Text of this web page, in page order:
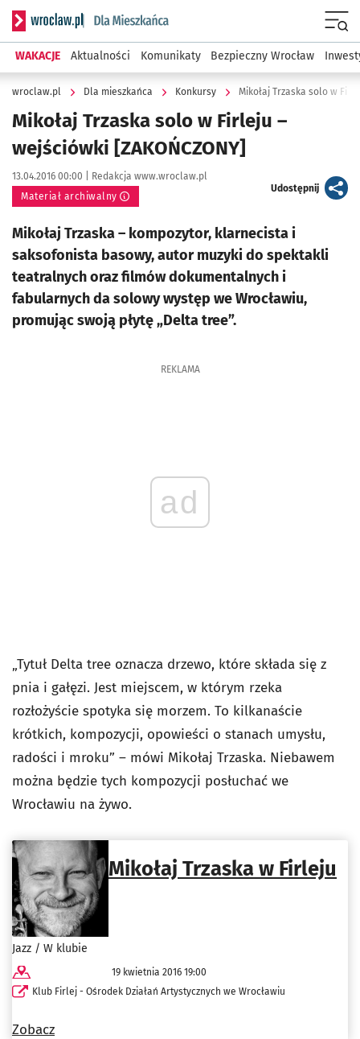
Serwis informacyjny wroclaw.pl podserwis: Dla mieszkańca
WAKACJE Aktualności Komunikaty Bezpieczny Wrocław
wroclaw.pl Dla mieszkańca Konkursy Mikołaj Trzaska solo w
Mikołaj Trzaska solo w Firleju –
wejściówki [ZAKOŃCZONY]
Data publikacji:
13.04.2016 00:00 | Autor:
Redakcja www.wroclaw.pl
Materiał archiwalny
Udostępnijartykuł
Mikołaj Trzaska – kompozytor, klarnecista i
saksofonista basowy, autor muzyki do spektakli
teatralnych oraz filmów dokumentalnych i
fabularnych da solowy występ we Wrocławiu,
promując swoją płytę „Delta tree”.
REKLAMA
ad
„Tytuł Delta tree oznacza drzewo, które składa się z
pnia i gałęzi. Jest miejscem, w którym rzeka
rozłożyście spotyka się morzem. To kilkanaście
krótkich, kompozycji, opowieści o stanach umysłu,
radości i mroku” – mówi Mikołaj Trzaska. Niebawem
można będzie tych kompozycji posłuchać we
Wrocławiu na żywo.
Mikołaj Trzaska w Firleju
Jazz / W klubie
19 kwietnia 2016 19:00
Klub Firlej - Ośrodek Działań Artystycznych we Wrocławiu
Zobacz